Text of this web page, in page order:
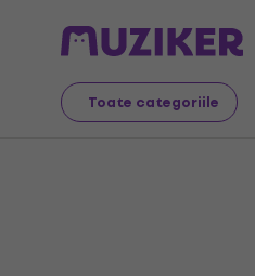
Toate categoriile
Artă Tricotat / croșetat
Oferta s-a încheiat